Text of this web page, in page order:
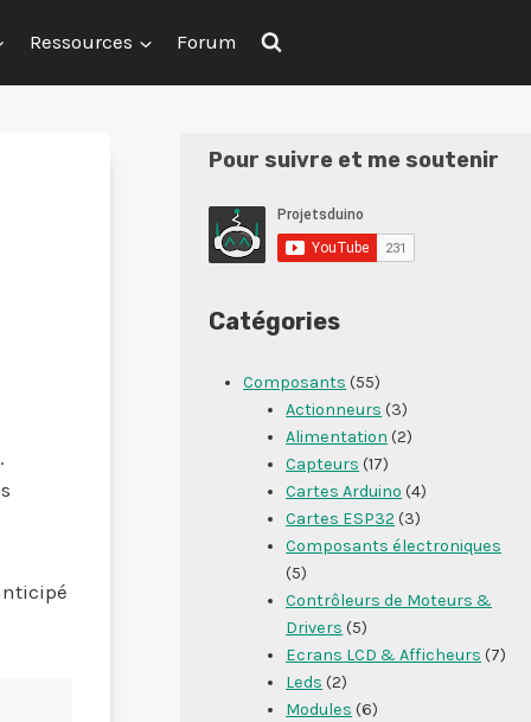
Ressources Forum
Pour suivre et me soutenir
Catégories
Composants (55)
Actionneurs (3)
Alimentation (2)
Capteurs (17)
Cartes Arduino (4)
Cartes ESP32 (3)
Composants électroniques
(5)
Contrôleurs de Moteurs &
Drivers (5)
Ecrans LCD & Afficheurs (7)
Leds (2)
Modules (6)